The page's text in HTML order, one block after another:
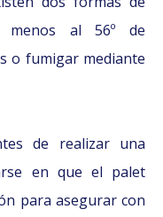
menos al 56º de
o fumigar mediante
de realizar una
en que el palet
para asegurar con